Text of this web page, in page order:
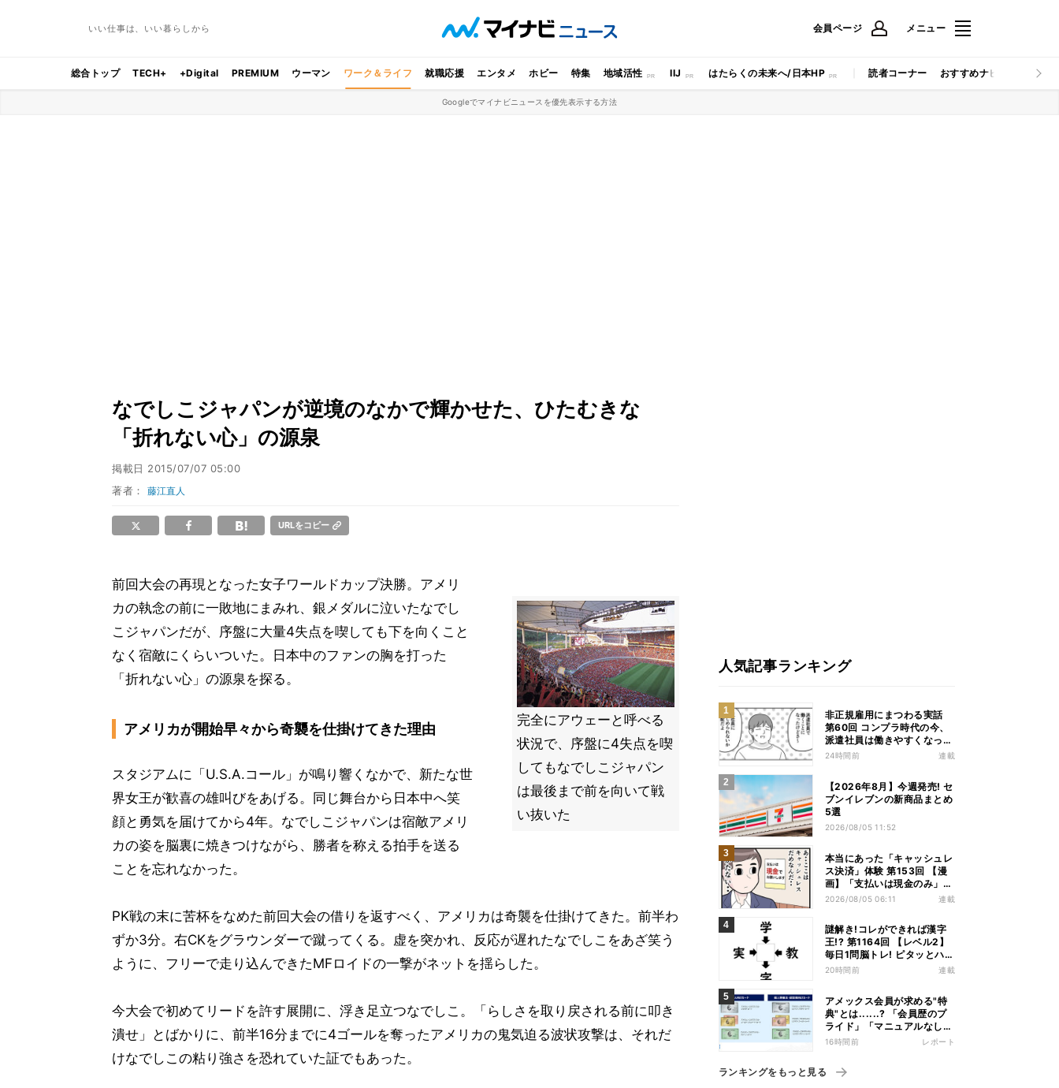
いい仕事は、いい暮らしから 会員ページ メニュー
総合トップ TECH+ +Digital PREMIUM ウーマン ワーク＆ライフ 就職応援 エンタメ ホビー 特集 地域活性 IIJ はたらくの未来へ/日本HP 読者コーナー おすすめナビ マイナビ
Googleでマイナビニュースを優先表示する方法
なでしこジャパンが逆境のなかで輝かせた、ひたむきな
「折れない心」の源泉
掲載日 2015/07/07 05:00
著者：藤江直人
URLをコピー
完全にアウェーと呼べる
状況で、序盤に4失点を喫
してもなでしこジャパン
は最後まで前を向いて戦
い抜いた
前回大会の再現となった女子ワールドカップ決勝。アメリ
カの執念の前に一敗地にまみれ、銀メダルに泣いたなでし
こジャパンだが、序盤に大量4失点を喫しても下を向くこと
なく宿敵にくらいついた。日本中のファンの胸を打った
「折れない心」の源泉を探る。
アメリカが開始早々から奇襲を仕掛けてきた理由
スタジアムに「U.S.A.コール」が鳴り響くなかで、新たな世
界女王が歓喜の雄叫びをあげる。同じ舞台から日本中へ笑
顔と勇気を届けてから4年。なでしこジャパンは宿敵アメリ
カの姿を脳裏に焼きつけながら、勝者を称える拍手を送る
ことを忘れなかった。
PK戦の末に苦杯をなめた前回大会の借りを返すべく、アメリカは奇襲を仕掛けてきた。前半わ
ずか3分。右CKをグラウンダーで蹴ってくる。虚を突かれ、反応が遅れたなでしこをあざ笑う
ように、フリーで走り込んできたMFロイドの一撃がネットを揺らした。
今大会で初めてリードを許す展開に、浮き足立つなでしこ。「らしさを取り戻される前に叩き
潰せ」とばかりに、前半16分までに4ゴールを奪ったアメリカの鬼気迫る波状攻撃は、それだ
けなでしこの粘り強さを恐れていた証でもあった。
人気記事ランキング
非正規雇用にまつわる実話
第60回 コンプラ時代の今、
派遣社員は働きやすくなっ
た?
24時間前 連載
【2026年8月】今週発売! セ
ブンイレブンの新商品まとめ
5選
2026/08/05 11:52
本当にあった「キャッシュレ
ス決済」体験 第153回 【漫
画】「支払いは現金のみ」と
分かっていたのに……会計で
2026/08/05 06:11 連載
謎解き!コレができれば漢字
王!? 第1164回 【レベル2】
毎日1問脳トレ! ピタッとハマ
る漢字はどれだ?
20時間前 連載
アメックス会員が求める"特
典"とは......? 「会員歴のプ
ライド」「マニュアルなしの
コンシェルジュ」など担当者
16時間前 レポート
ランキングをもっと見る